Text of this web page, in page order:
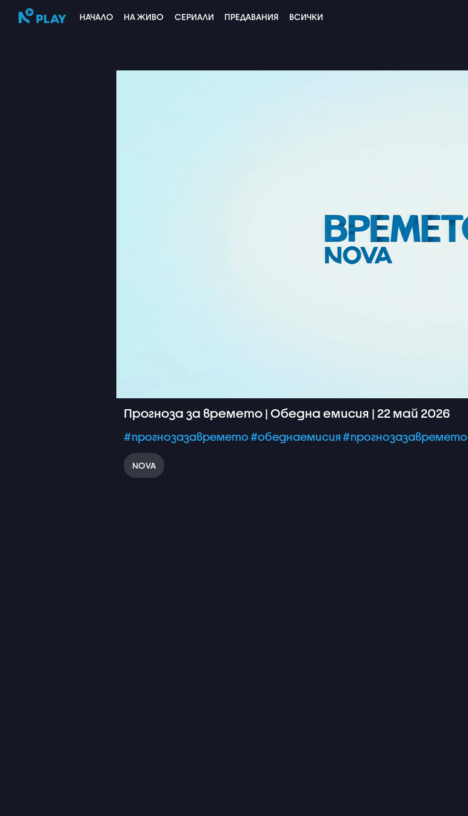
НАЧАЛО НА ЖИВО СЕРИАЛИ ПРЕДАВАНИЯ ВСИЧКИ
Прогноза за времето | Обедна емисия | 22 май 2026
#прогнозазавремето#обеднаемисия#прогнозазавремето
NOVA